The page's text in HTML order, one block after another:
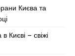
Києва та
Києві – свіжі